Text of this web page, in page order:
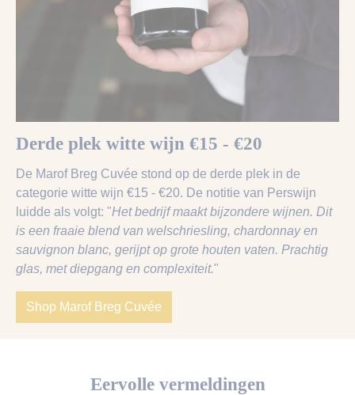
Derde plek witte wijn €15 - €20
De Marof Breg Cuvée stond op de derde plek in de
categorie witte wijn €15 - €20. De notitie van Perswijn
luidde als volgt: "Het bedrijf maakt bijzondere wijnen. Dit
is een fraaie blend van welschriesling, chardonnay en
sauvignon blanc, gerijpt op grote houten vaten. Prachtig
glas, met diepgang en complexiteit."
Shop Marof Breg Cuvée
Eervolle vermeldingen